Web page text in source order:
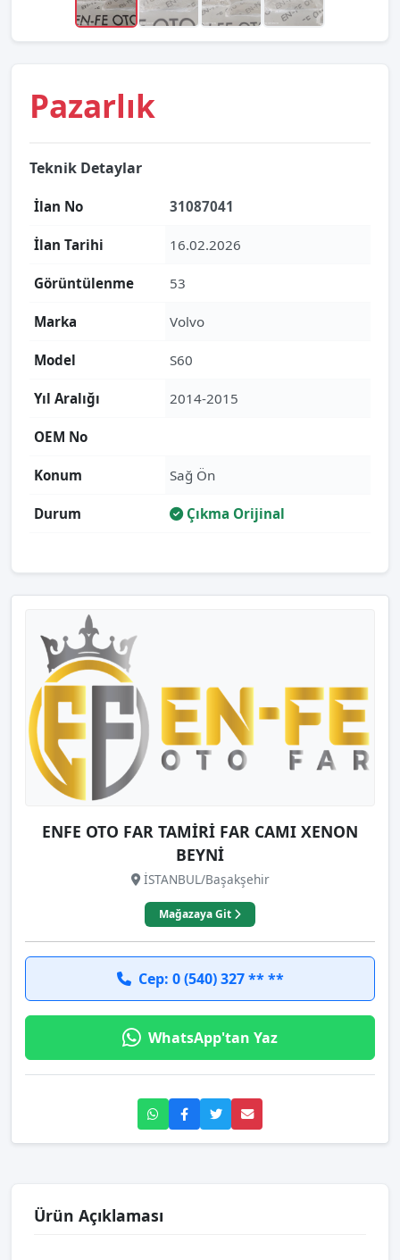
Pazarlık
Teknik Detaylar
İlan No 31087041
İlan Tarihi 16.02.2026
Görüntülenme 53
Marka Volvo
Model S60
Yıl Aralığı 2014-2015
OEM No
Konum Sağ Ön
Durum Çıkma Orijinal
ENFE OTO FAR TAMİRİ FAR CAMI XENON
BEYNİ
İSTANBUL/Başakşehir
Mağazaya Git
Cep: 0 (540) 327 ** **
WhatsApp'tan Yaz
Ürün Açıklaması